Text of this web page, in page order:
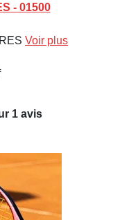
- 01500
Voir plus
1 avis